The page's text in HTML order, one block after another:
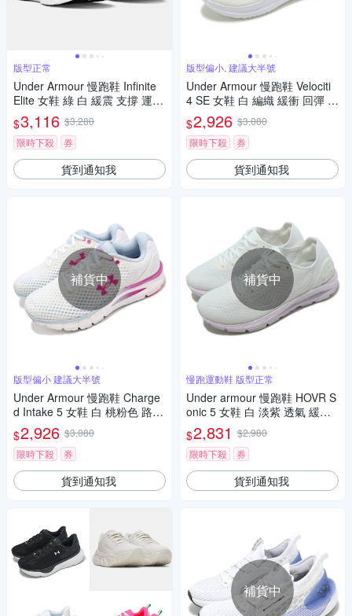
版型正常
Under Armour 慢跑鞋 Infinite
Elite 女鞋 綠 白 緩震 支撐 運動
鞋 UA 3027199301
$3,116 $3,280
限時下殺
券
貨到通知我
補貨中
版型偏小 建議大半號
Under Armour 慢跑鞋 Charge
d Intake 5 女鞋 白 桃粉色 路跑
運動鞋 3023564106
$2,926 $3,080
限時下殺
券
貨到通知我
版型偏小, 建議大半號
Under Armour 慢跑鞋 Velociti
4 SE 女鞋 白 編織 緩衝 回彈 全
白 運動鞋 UA 3027586100
$2,926 $3,080
限時下殺
券
貨到通知我
補貨中
慢跑運動鞋 版型正常
Under armour 慢跑鞋 HOVR S
onic 5 女鞋 白 淡紫 透氣 緩震
網布 運動鞋 UA 3024906102
$2,831 $2,980
限時下殺
券
貨到通知我
補貨中